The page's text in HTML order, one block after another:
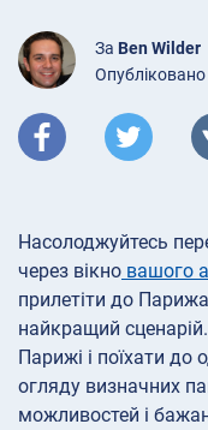
За Ben Wilder
Насолоджуйтесь
через вікно вашого
прилетіти до Парижа
найкращий
Парижі і поїхати до
огляду визначних
можливостей і